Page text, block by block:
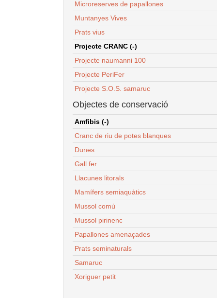
Microreserves de papallones
Muntanyes Vives
Prats vius
Projecte CRANC (-)
Projecte naumanni 100
Projecte PeriFer
Projecte S.O.S. samaruc
Objectes de conservació
Amfibis (-)
Cranc de riu de potes blanques
Dunes
Gall fer
Llacunes litorals
Mamífers semiaquàtics
Mussol comú
Mussol pirinenc
Papallones amenaçades
Prats seminaturals
Samaruc
Xoriguer petit